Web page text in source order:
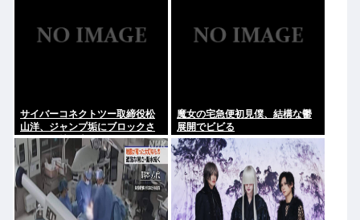
サイバーコネクトツー取締役松
山洋、ジャンプ垢にブロックさ
れてお気持ち表明。何かあった
らまず晒す！これが令和のレス
バや！
魔女の宅急便初見僕、結構な鬱
展開でビビる